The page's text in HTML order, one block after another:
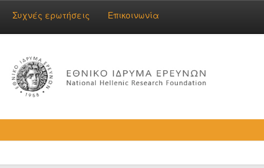
Συχνές ερωτήσεις Επικοινωνία